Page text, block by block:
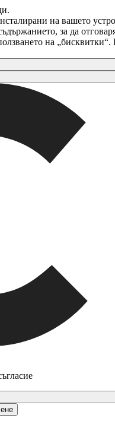
на вашето
за да
на